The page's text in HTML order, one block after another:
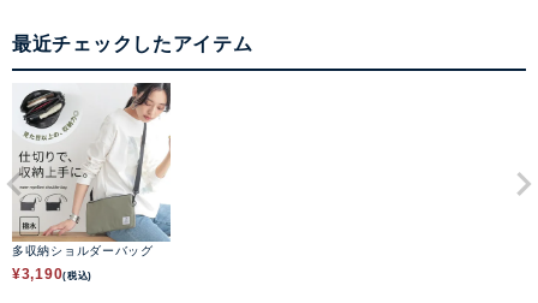
最近チェックしたアイテム
多収納ショルダーバッグ
¥3,190(税込)